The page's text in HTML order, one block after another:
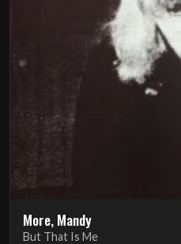
More, Mandy
But That Is Me